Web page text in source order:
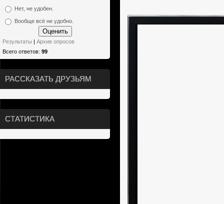
Нет, не удобен.
Вообще всё не удобно.
Результаты
Архив опросов
Всего ответов: 99
РАССКАЗАТЬ ДРУЗЬЯМ
СТАТИСТИКА